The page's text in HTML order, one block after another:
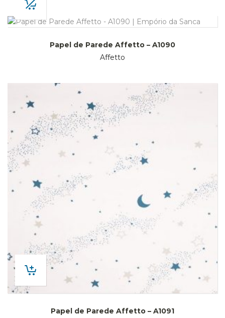
Papel de Parede Affetto – A1090
Affetto
Papel de Parede Affetto – A1091